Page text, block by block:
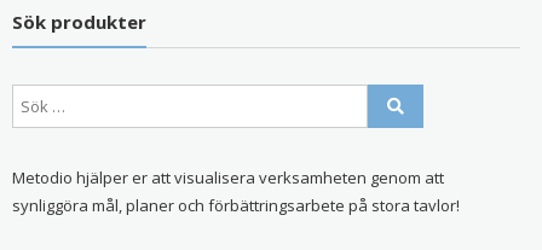
Sök produkter
Metodio hjälper er att visualisera verksamheten genom att
synliggöra mål, planer och förbättringsarbete på stora tavlor!